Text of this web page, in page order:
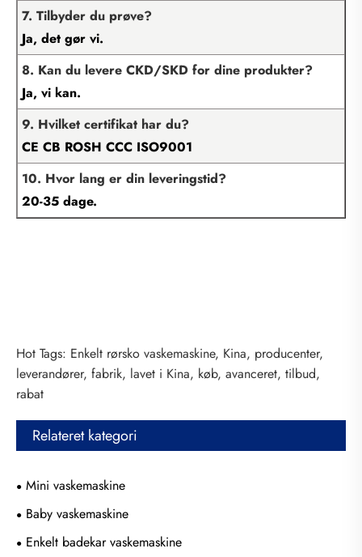
7. Tilbyder du prøve?
Ja, det gør vi.
8. Kan du levere CKD/SKD for dine produkter?
Ja, vi kan.
9. Hvilket certifikat har du?
CE CB ROSH CCC ISO9001
10. Hvor lang er din leveringstid?
20-35 dage.
Hot Tags: Enkelt rørsko vaskemaskine, Kina, producenter,
leverandører, fabrik, lavet i Kina, køb, avanceret, tilbud,
rabat
Relateret kategori
Mini vaskemaskine
Baby vaskemaskine
Enkelt badekar vaskemaskine